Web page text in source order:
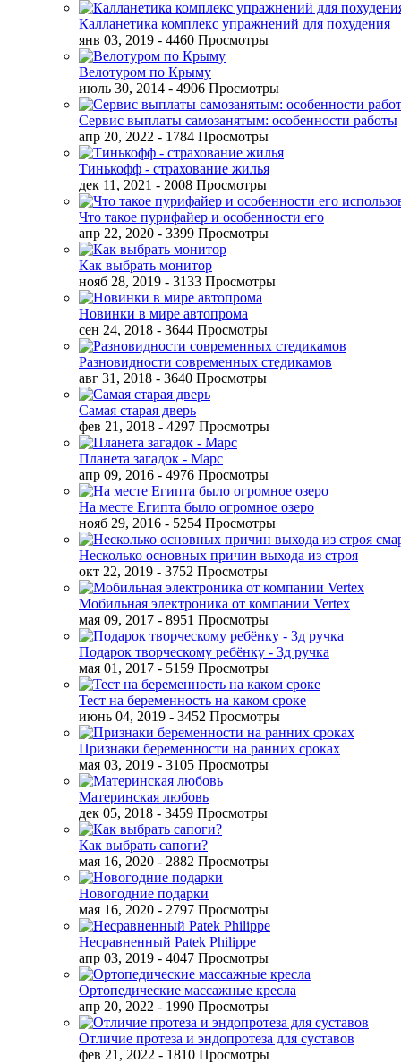
Калланетика комплекс упражнений для похудения
янв 03, 2019 - 4460 Просмотры
Велотуром по Крыму
июль 30, 2014 - 4906 Просмотры
Сервис выплаты самозанятым: особенности работы
апр 20, 2022 - 1784 Просмотры
Тинькофф - страхование жилья
дек 11, 2021 - 2008 Просмотры
Что такое пурифайер и особенности его
апр 22, 2020 - 3399 Просмотры
Как выбрать монитор
нояб 28, 2019 - 3133 Просмотры
Новинки в мире автопрома
сен 24, 2018 - 3644 Просмотры
Разновидности современных стедикамов
авг 31, 2018 - 3640 Просмотры
Самая старая дверь
фев 21, 2018 - 4297 Просмотры
Планета загадок - Марс
апр 09, 2016 - 4976 Просмотры
На месте Египта было огромное озеро
нояб 29, 2016 - 5254 Просмотры
Несколько основных причин выхода из строя
окт 22, 2019 - 3752 Просмотры
Мобильная электроника от компании Vertex
мая 09, 2017 - 8951 Просмотры
Подарок творческому ребёнку - 3д ручка
мая 01, 2017 - 5159 Просмотры
Тест на беременность на каком сроке
июнь 04, 2019 - 3452 Просмотры
Признаки беременности на ранних сроках
мая 03, 2019 - 3105 Просмотры
Материнская любовь
дек 05, 2018 - 3459 Просмотры
Как выбрать сапоги?
мая 16, 2020 - 2882 Просмотры
Новогодние подарки
мая 16, 2020 - 2797 Просмотры
Несравненный Patek Philippe
апр 03, 2019 - 4047 Просмотры
Ортопедические массажные кресла
апр 20, 2022 - 1990 Просмотры
Отличие протеза и эндопротеза для суставов
фев 21, 2022 - 1810 Просмотры